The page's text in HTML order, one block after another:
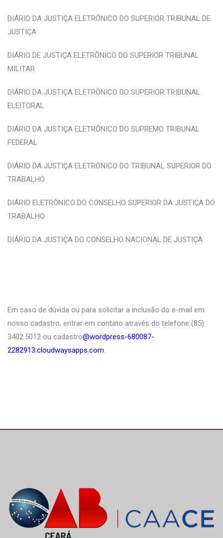
DIÁRIO DA JUSTIÇA ELETRÔNICO DO SUPERIOR TRIBUNAL DE
JUSTIÇA
DIÁRIO DE JUSTIÇA ELETRÔNICO DO SUPERIOR TRIBUNAL
MILITAR
DIÁRIO DA JUSTIÇA ELETRÔNICO DO SUPERIOR TRIBUNAL
ELEITORAL
DIÁRIO DA JUSTIÇA ELETRÔNICO DO SUPREMO TRIBUNAL
FEDERAL
DIÁRIO DA JUSTIÇA ELETRÔNICO DO TRIBUNAL SUPERIOR DO
TRABALHO
DIÁRIO ELETRÔNICO DO CONSELHO SUPERIOR DA JUSTIÇA DO
TRABALHO
DIÁRIO DA JUSTIÇA DO CONSELHO NACIONAL DE JUSTIÇA
Em caso de dúvida ou para solicitar a inclusão do e-mail em
nosso cadastro, entrar em contato através do telefone (85)
3402.5012 ou cadastro@wordpress-680087-
2282913.cloudwaysapps.com.